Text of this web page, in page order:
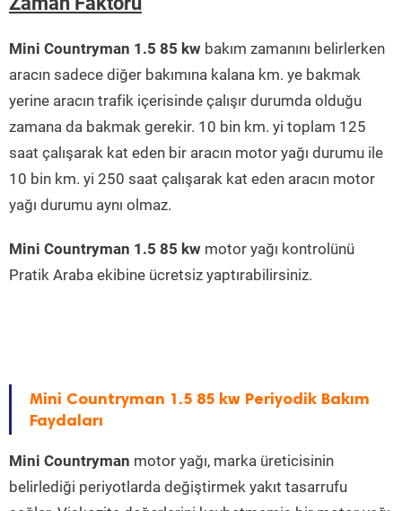
Mini Countryman 1.5 85 kw bakım zamanını belirlerken
aracın sadece diğer bakımına kalana km. ye bakmak
yerine aracın trafik içerisinde çalışır durumda olduğu
zamana da bakmak gerekir. 10 bin km. yi toplam 125
saat çalışarak kat eden bir aracın motor yağı durumu ile
10 bin km. yi 250 saat çalışarak kat eden aracın motor
yağı durumu aynı olmaz.
Mini Countryman 1.5 85 kw motor yağı kontrolünü
Pratik Araba ekibine ücretsiz yaptırabilirsiniz.
Mini Countryman 1.5 85 kw Periyodik Bakım
Faydaları
Mini Countryman motor yağı, marka üreticisinin
belirlediği periyotlarda değiştirmek yakıt tasarrufu